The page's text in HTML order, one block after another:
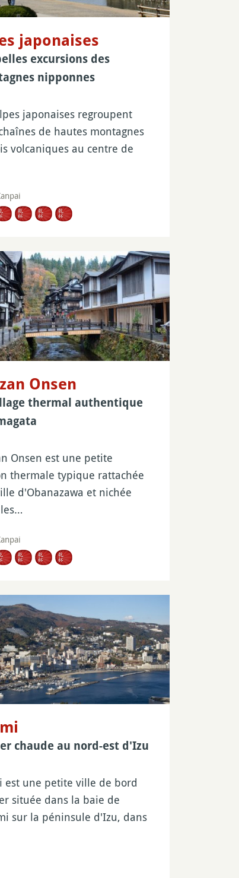
japonaises
excursions des
nipponnes
japonaises regroupent
de hautes montagnes
volcaniques au centre de
Onsen
thermal authentique
Onsen est une petite
thermale typique rattachée
d'Obanazawa et nichée
chaude au nord-est d'Izu
est une petite ville de bord
située dans la baie de
sur la péninsule d'Izu, dans